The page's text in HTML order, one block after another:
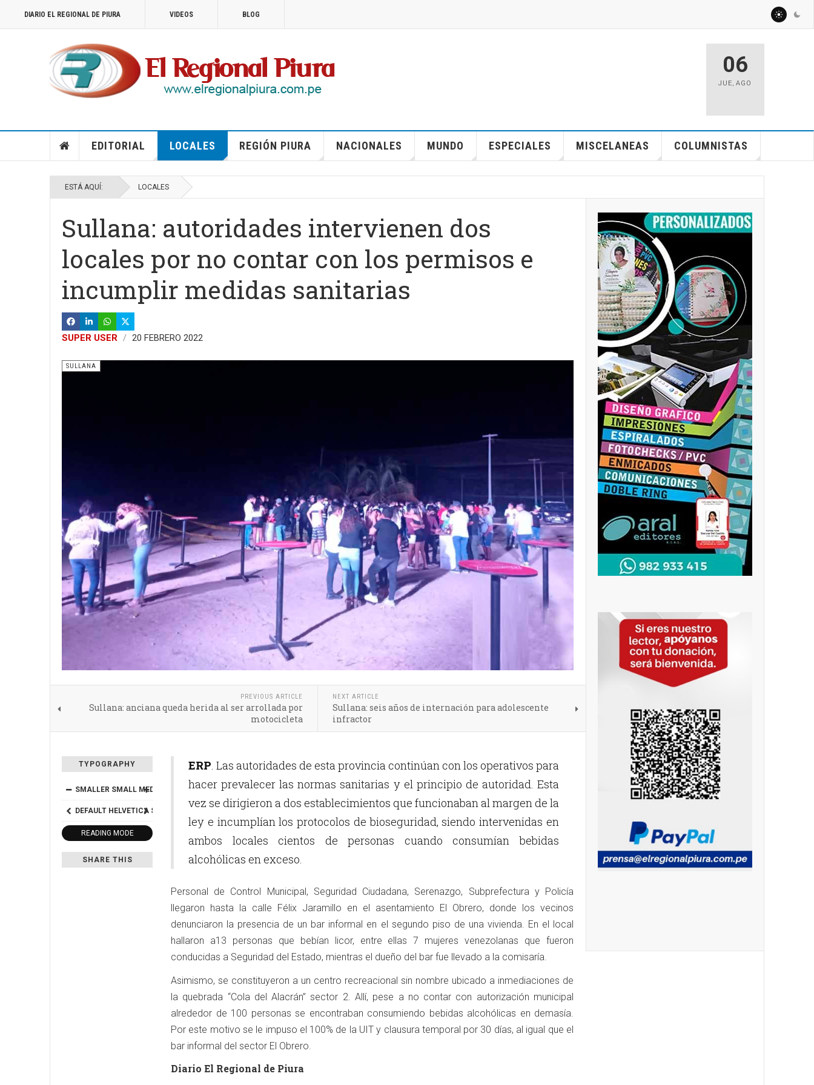
DIARIO EL REGIONAL DE PIURA VIDEOS BLOG
06
JUE,AGO
EDITORIAL LOCALES REGIÓN PIURA NACIONALES MUNDO ESPECIALES MISCELANEAS COLUMNISTAS
ESTÁ AQUÍ: LOCALES
Sullana: autoridades intervienen dos
locales por no contar con los permisos e
incumplir medidas sanitarias
SUPER USER 20 FEBRERO 2022
SULLANA
PREVIOUS ARTICLE
Sullana: anciana queda herida al ser arrollada por
motocicleta
NEXT ARTICLE
Sullana: seis años de internación para adolescente
infractor
TYPOGRAPHY
SMALLER SMALL MEDIUM BIGGER
DEFAULT HELVETICA SEGOE
READING MODE
SHARE THIS
ERP . Las autoridades de esta provincia continúan con los operativos para
hacer prevalecer las normas sanitarias y el principio de autoridad. Esta
vez se dirigieron a dos establecimientos que funcionaban al margen de la
ley e incumplían los protocolos de bioseguridad, siendo intervenidas en
ambos locales cientos de personas cuando consumían bebidas
alcohólicas en exceso.
Personal de Control Municipal, Seguridad Ciudadana, Serenazgo, Subprefectura y Policía
llegaron hasta la calle Félix Jaramillo en el asentamiento El Obrero, donde los vecinos
denunciaron la presencia de un bar informal en el segundo piso de una vivienda. En el local
hallaron a13 personas que bebían licor, entre ellas 7 mujeres venezolanas que fueron
conducidas a Seguridad del Estado, mientras el dueño del bar fue llevado a la comisaría.
Asimismo, se constituyeron a un centro recreacional sin nombre ubicado a inmediaciones de
la quebrada “Cola del Alacrán” sector 2. Allí, pese a no contar con autorización municipal
alrededor de 100 personas se encontraban consumiendo bebidas alcohólicas en demasía.
Por este motivo se le impuso el 100% de la UIT y clausura temporal por 30 días, al igual que el
bar informal del sector El Obrero.
Diario El Regional de Piura